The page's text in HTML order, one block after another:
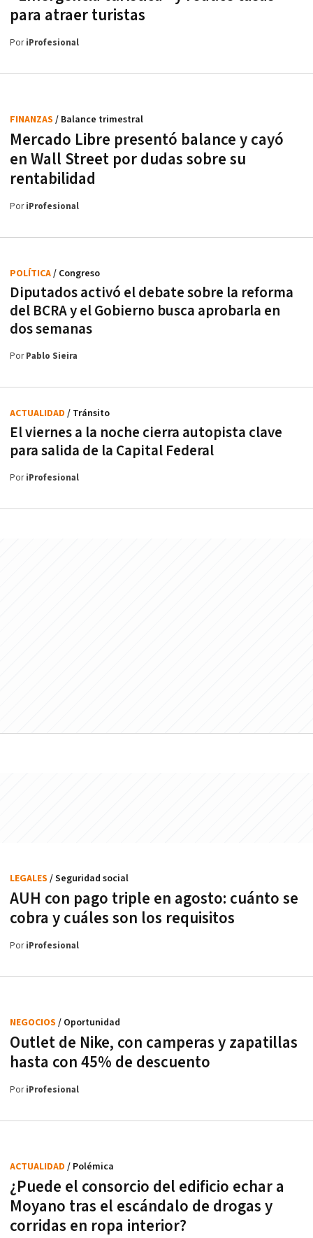
para atraer turistas
PoriProfesional
Mercado Libre presentó balance y cayó
en Wall Street por dudas sobre su
rentabilidad
FINANZAS / Balance trimestral
PoriProfesional
Diputados activó el debate sobre la reforma
del BCRA y el Gobierno busca aprobarla en
dos semanas
POLÍTICA/ Congreso
PorPablo Sieira
El viernes a la noche cierra autopista clave
para salida de la Capital Federal
ACTUALIDAD / Tránsito
PoriProfesional
AUH con pago triple en agosto: cuánto se
cobra y cuáles son los requisitos
LEGALES / Seguridad social
PoriProfesional
Outlet de Nike, con camperas y zapatillas
hasta con 45% de descuento
NEGOCIOS / Oportunidad
PoriProfesional
¿Puede el consorcio del edificio echar a
Moyano tras el escándalo de drogas y
corridas en ropa interior?
ACTUALIDAD / Polémica